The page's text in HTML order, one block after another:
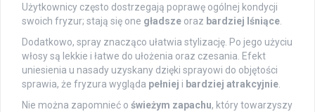
Użytkownicy często dostrzegają poprawę ogólnej kondycji
swoich fryzur; stają się one gładsze oraz bardziej lśniące
Dodatkowo, spray znacząco ułatwia stylizację. Po jego użyciu
włosy są lekkie i łatwe do ułożenia oraz czesania. Efekt
uniesienia u nasady uzyskany dzięki sprayowi do objętości
sprawia, że fryzura wygląda pełniej i bardziej atrakcyjnie
Nie można zapomnieć o świeżym zapachu, który towarzyszy